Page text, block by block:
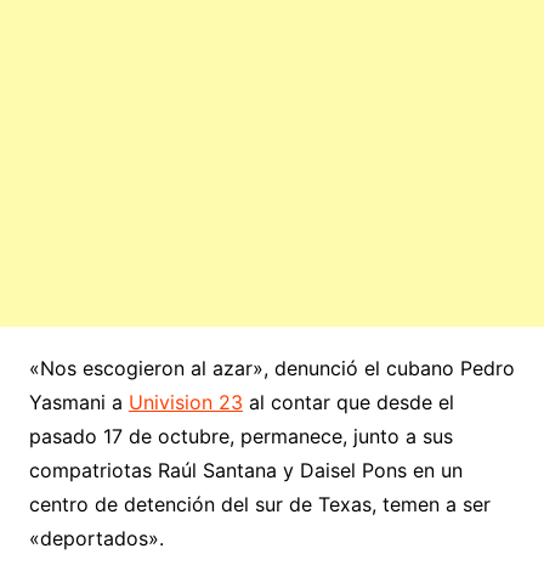
«Nos escogieron al azar», denunció el cubano Pedro
Yasmani a Univision 23 al contar que desde el
pasado 17 de octubre, permanece, junto a sus
compatriotas Raúl Santana y Daisel Pons en un
centro de detención del sur de Texas, temen a ser
«deportados».